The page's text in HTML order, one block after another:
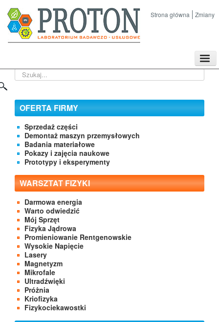
Strona główna Zmiany
Kontakt
Szukaj...
OFERTA FIRMY
Sprzedaż części
Demontaż maszyn przemysłowych
Badania materiałowe
Pokazy i zajęcia naukowe
Prototypy i eksperymenty
WARSZTAT FIZYKI
Darmowa energia
Warto odwiedzić
Mój Sprzęt
Fizyka Jądrowa
Promieniowanie Rentgenowskie
Wysokie Napięcie
Lasery
Magnetyzm
Mikrofale
Ultradźwięki
Próżnia
Kriofizyka
Fizykociekawostki